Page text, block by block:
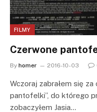
FILMY
Czerwone
By homer 2016-10-03
Wczoraj zabrałem się
pantofelki”, do którego
zobaczyłem Jasia…